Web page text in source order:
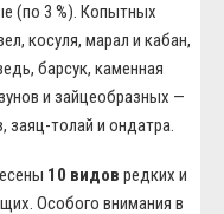
(по 3 %). Копытных
косуля, марал и кабан,
барсук, каменная
и зайцеобразных —
заяц-толай и ондатра.
10 видов редких и
Особого внимания в